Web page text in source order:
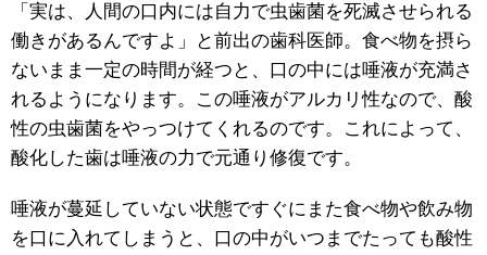
「実は、人間の口内には自力で虫歯菌を死滅させられる
働きがあるんですよ」と前出の歯科医師。食べ物を摂ら
ないまま一定の時間が経つと、口の中には唾液が充満さ
れるようになります。この唾液がアルカリ性なので、酸
性の虫歯菌をやっつけてくれるのです。これによって、
酸化した歯は唾液の力で元通り修復です。
唾液が蔓延していない状態ですぐにまた食べ物や飲み物
を口に入れてしまうと、口の中がいつまでたっても酸性